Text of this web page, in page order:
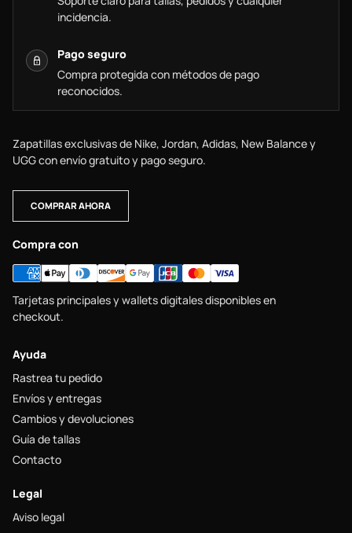
incidencia.
Pago seguro
Compra protegida con métodos de pago
reconocidos.
Zapatillas exclusivas de Nike, Jordan, Adidas, New Balance y
UGG con envío gratuito y pago seguro.
COMPRAR AHORA
Compra con
Tarjetas principales y wallets digitales disponibles en
checkout.
Ayuda
Rastrea tu pedido
Envíos y entregas
Cambios y devoluciones
Guía de tallas
Contacto
Legal
Aviso legal